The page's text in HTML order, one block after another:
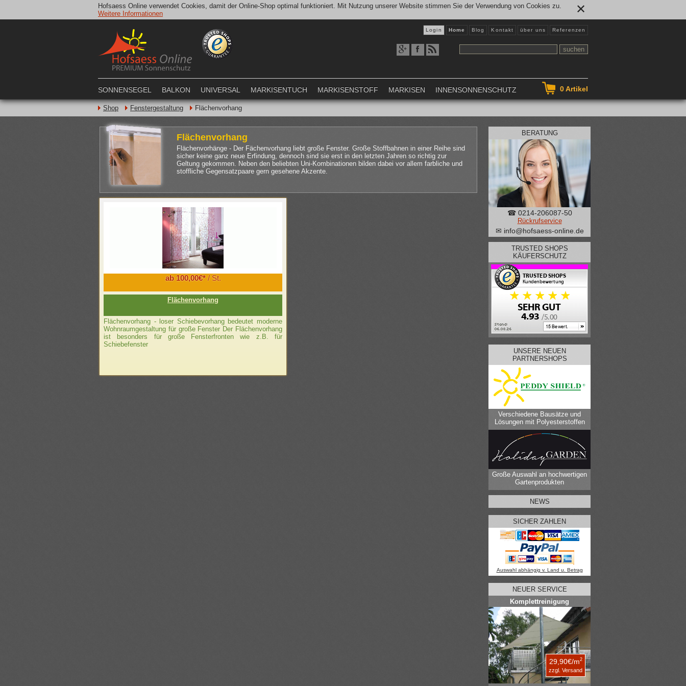
Hofsaess Online verwendet Cookies, damit der Online-Shop optimal funktioniert. Mit Nutzung unserer Website stimmen Sie der Verwendung von Cookies zu.
Weitere Informationen
✕
Login Home Blog Kontakt über uns Referenzen
0Artikel
SONNENSEGEL BALKON UNIVERSAL MARKISENTUCH MARKISENSTOFF MARKISEN INNENSONNENSCHUTZ
Shop Fenstergestaltung Flächenvorhang
Flächenvorhang
Flächenvorhänge - Der Fächenvorhang liebt große Fenster. Große Stoffbahnen in einer Reihe sind
sicher keine ganz neue Erfindung, dennoch sind sie erst in den letzten Jahren so richtig zur
Geltung gekommen. Neben den beliebten Uni-Kombinationen bilden dabei vor allem farbliche und
stoffliche Gegensatzpaare gern gesehene Akzente.
ab 100,00€*/ St.
Flächenvorhang
Flächenvorhang - loser Schiebevorhang bedeutet moderne
Wohnraumgestaltung für große Fenster Der Flächenvorhang
ist besonders für große Fensterfronten wie z.B. für
Schiebefenster
BERATUNG
☎ 0214-206087-50
Rückrufservice
✉ info@hofsaess-online.de
TRUSTED SHOPS
KÄUFERSCHUTZ
UNSERE NEUEN
PARTNERSHOPS
Verschiedene Bausätze und
Lösungen mit Polyesterstoffen
Große Auswahl an hochwertigen
Gartenprodukten
NEWS
SICHER ZAHLEN
Auswahl abhängig v. Land u. Betrag
NEUER SERVICE
Komplettreinigung
29,90€/m2
zzgl. Versand